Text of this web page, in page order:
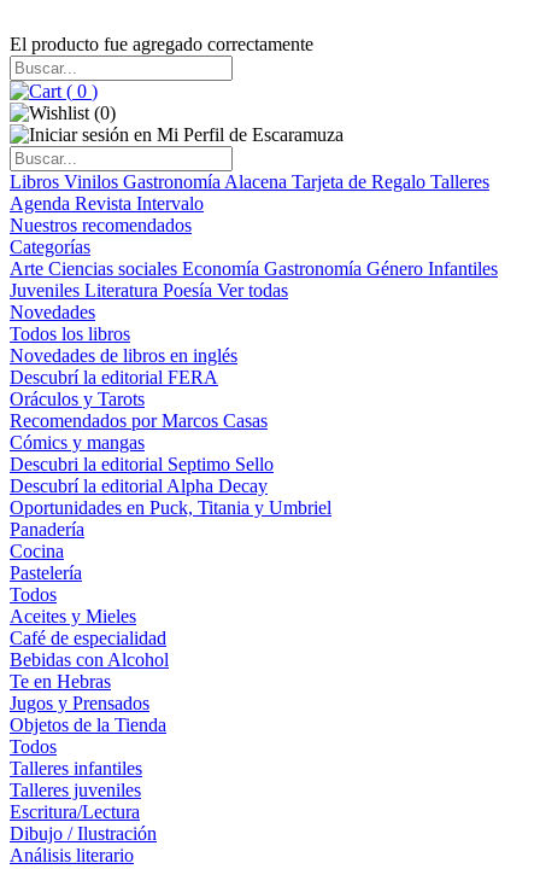
El producto fue agregado correctamente
( 0 )
(0)
Libros Vinilos Gastronomía Alacena Tarjeta de Regalo Talleres
Agenda Revista Intervalo
Nuestros recomendados
Categorías
Arte Ciencias sociales Economía Gastronomía Género Infantiles
Juveniles Literatura Poesía Ver todas
Novedades
Todos los libros
Novedades de libros en inglés
Descubrí la editorial FERA
Oráculos y Tarots
Recomendados por Marcos Casas
Cómics y mangas
Descubri la editorial Septimo Sello
Descubrí la editorial Alpha Decay
Oportunidades en Puck, Titania y Umbriel
Panadería
Cocina
Pastelería
Todos
Aceites y Mieles
Café de especialidad
Bebidas con Alcohol
Te en Hebras
Jugos y Prensados
Objetos de la Tienda
Todos
Talleres infantiles
Talleres juveniles
Escritura/Lectura
Dibujo / Ilustración
Análisis literario